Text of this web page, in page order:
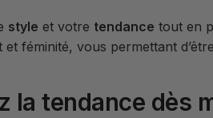
style et votre tendance tout en
féminité, vous permettant
la tendance dès